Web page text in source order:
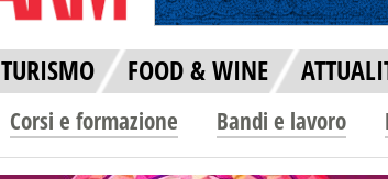
TURISMO FOOD & WINE
Corsi e formazione Bandi e lavoro